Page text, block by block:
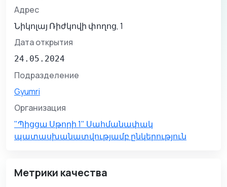
Адрес
Նիկոլայ Ռիժկովի փողոց, 1
Дата открытия
24.05.2024
Подразделение
Gyumri
Организация
"Պիցցա Սթորի 1" Սահմանափակ
պատասխանատվությամբ ընկերություն
Метрики качества